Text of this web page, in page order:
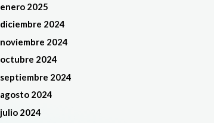
enero 2025
diciembre 2024
noviembre 2024
octubre 2024
septiembre 2024
agosto 2024
julio 2024